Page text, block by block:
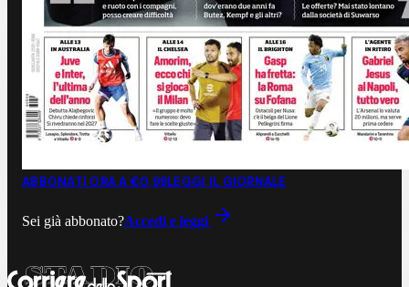
ABBONATI ORA A €0,99LEGGI IL GIORNALE
Sei già abbonato?Accedi e leggi